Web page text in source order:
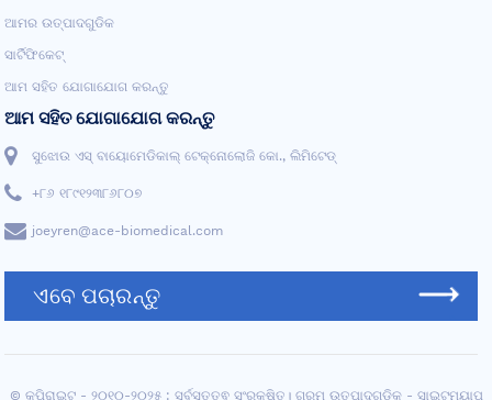
ଆମର ଉତ୍ପାଦଗୁଡିକ
ସାର୍ଟିଫିକେଟ୍
ଆମ ସହିତ ଯୋଗାଯୋଗ କରନ୍ତୁ
ଆମ ସହିତ ଯୋଗାଯୋଗ କରନ୍ତୁ
ସୁଝୋଉ ଏସ୍ ବାୟୋମେଡିକାଲ୍ ଟେକ୍ନୋଲୋଜି କୋ., ଲିମିଟେଡ୍
+୮୬ ୧୮୯୧୨୩୮୬୮୦୭
joeyren@ace-biomedical.com
ଏବେ ପଚାରନ୍ତୁ
© କପିରାଇଟ୍ - ୨୦୧୦-୨୦୨୫ : ସର୍ବସତ୍ତ୍ଵ ସଂରକ୍ଷିତ। ଗରମ ଉତ୍ପାଦଗୁଡ଼ିକ- ସାଇଟମ୍ୟାପ୍